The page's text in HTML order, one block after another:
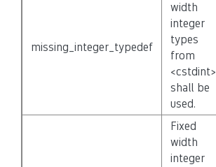
missing_integer_typedef
width
integer
types
from
<cstdint>
shall be
used.
Fixed
width
integer